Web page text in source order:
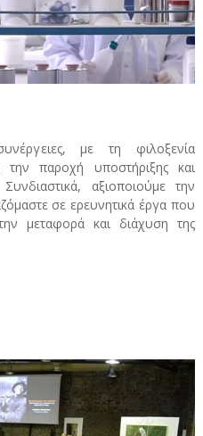
με τη φιλοξενία
την παροχή υποστήριξης και
αξιοποιούμε την
σε ερευνητικά έργα που
μεταφορά και διάχυση της